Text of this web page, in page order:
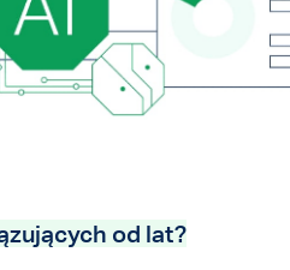
od lat?